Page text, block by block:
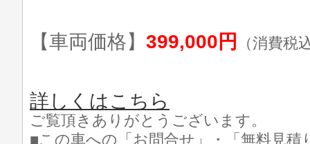
【車両価格】 399,000円 （消費税
詳しくはこちら
ご覧頂きありがとうございます。
■この車への「お問合せ」・「無料見積